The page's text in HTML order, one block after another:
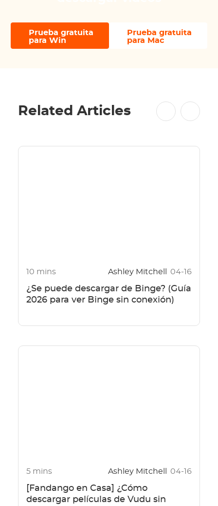
Prueba gratuita
para Win
Prueba gratuita
para Mac
Related Articles
10 mins Ashley Mitchell 04-16
¿Se puede descargar de Binge? (Guía
2026 para ver Binge sin conexión)
5 mins Ashley Mitchell 04-16
[Fandango en Casa] ¿Cómo
descargar películas de Vudu sin